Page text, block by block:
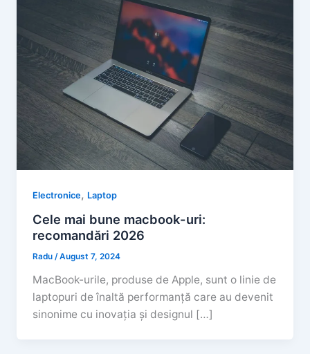
Electronice, Laptop
Cele mai bune macbook-uri:
recomandări 2026
Radu/August 7, 2024
MacBook-urile, produse de Apple, sunt o linie de
laptopuri de înaltă performanță care au devenit
sinonime cu inovația și designul […]